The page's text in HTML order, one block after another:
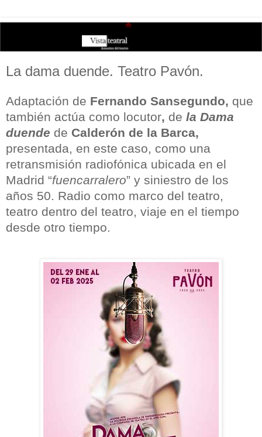
La dama duende. Teatro Pavón.
Adaptación de Fernando Sansegundo, que
también actúa como locutor, de la Dama
duende de Calderón de la Barca,
presentada, en este caso, como una
retransmisión radiofónica ubicada en el
Madrid “fuencarralero” y siniestro de los
años 50. Radio como marco del teatro,
teatro dentro del teatro, viaje en el tiempo
desde otro tiempo.